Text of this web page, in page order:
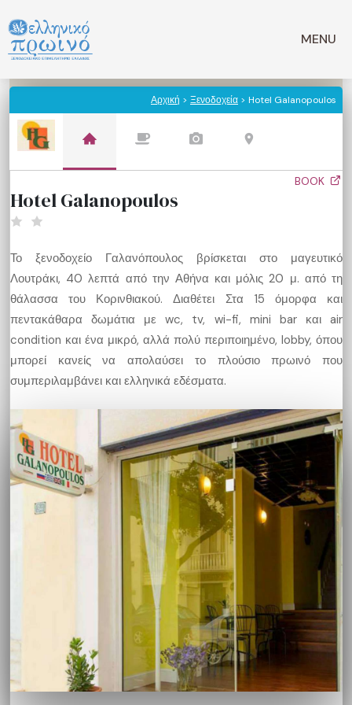
σε
περιεχόμενο
MENU
Αρχική > Ξενοδοχεία > Hotel Galanopoulos
BOOK
Hotel Galanopoulos
Το ξενοδοχείο Γαλανόπουλος βρίσκεται στο μαγευτικό
Λουτράκι, 40 λεπτά από την Αθήνα και μόλις 20 μ. από τη
θάλασσα του Κορινθιακού. Διαθέτει Στα 15 όμορφα και
πεντακάθαρα δωμάτια με wc, tv, wi-fi, mini bar και air
condition και ένα μικρό, αλλά πολύ περιποιημένο, lobby, όπου
μπορεί κανείς να απολαύσει το πλούσιο πρωινό που
συμπεριλαμβάνει και ελληνικά εδέσματα.